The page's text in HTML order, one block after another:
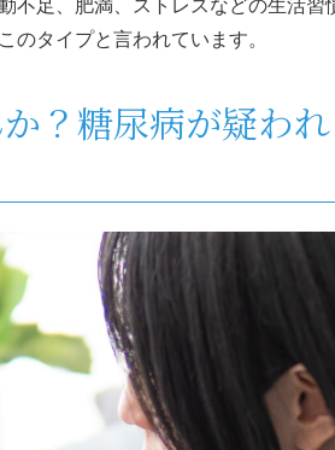
不足、肥満、ストレスなどの生活
のタイプと言われています。
？糖尿病が疑わ